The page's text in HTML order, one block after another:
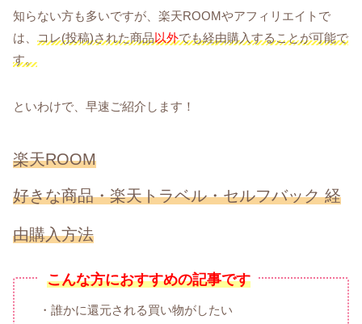
知らない方も多いですが、楽天ROOMやアフィリエイトで
は、 コレ(投稿)された商品以外でも経由購入することが可能で
す。
といわけで、早速ご紹介します！
楽天ROOM
好きな商品・楽天トラベル・セルフバック 経
由購入方法
こんな方におすすめの記事です
・誰かに還元される買い物がしたい